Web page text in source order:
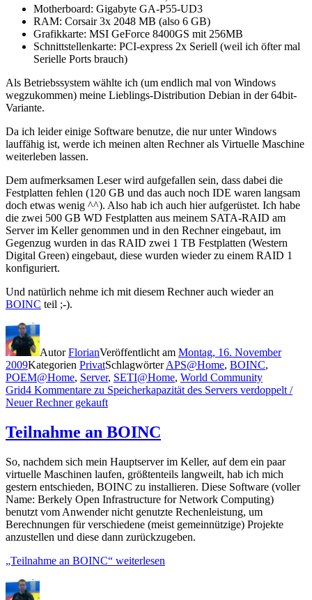
Motherboard: Gigabyte GA-P55-UD3
RAM: Corsair 3x 2048 MB (also 6 GB)
Grafikkarte: MSI GeForce 8400GS mit 256MB
Schnittstellenkarte: PCI-express 2x Seriell (weil ich öfter mal
Serielle Ports brauch)
Als Betriebssystem wählte ich (um endlich mal von Windows
wegzukommen) meine Lieblings-Distribution Debian in der 64bit-
Variante.
Da ich leider einige Software benutze, die nur unter Windows
lauffähig ist, werde ich meinen alten Rechner als Virtuelle Maschine
weiterleben lassen.
Dem aufmerksamen Leser wird aufgefallen sein, dass dabei die
Festplatten fehlen (120 GB und das auch noch IDE waren langsam
doch etwas wenig ^^). Also hab ich auch hier aufgerüstet. Ich habe
die zwei 500 GB WD Festplatten aus meinem SATA-RAID am
Server im Keller genommen und in den Rechner eingebaut, im
Gegenzug wurden in das RAID zwei 1 TB Festplatten (Western
Digital Green) eingebaut, diese wurden wieder zu einem RAID 1
konfiguriert.
Und natürlich nehme ich mit diesem Rechner auch wieder an
BOINC teil ;-).
AutorFlorianVeröffentlicht am Montag, 16. November
2009Kategorien PrivatSchlagwörterAPS@Home, BOINC,
POEM@Home, Server, SETI@Home, World Community
Grid4 Kommentare zu Speicherkapazität des Servers verdoppelt /
Neuer Rechner gekauft
Teilnahme an BOINC
So, nachdem sich mein Hauptserver im Keller, auf dem ein paar
virtuelle Maschinen laufen, größtenteils langweilt, hab ich mich
gestern entschieden, BOINC zu installieren. Diese Software (voller
Name: Berkely Open Infrastructure for Network Computing)
benutzt vom Anwender nicht genutzte Rechenleistung, um
Berechnungen für verschiedene (meist gemeinnützige) Projekte
anzustellen und diese dann zurückzugeben.
„Teilnahme an BOINC“ weiterlesen